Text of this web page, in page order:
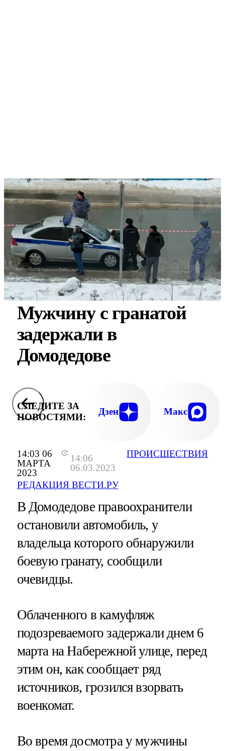
14:03 06
МАРТА
2023
14:06
06.03.2023
РЕДАКЦИЯ ВЕСТИ.РУ
ПРОИСШЕСТВИЯ
Мужчину с гранатой
задержали в
Домодедове
СЛЕДИТЕ ЗА
НОВОСТЯМИ:
Дзен Макс
В Домодедове правоохранители
остановили автомобиль, у
владельца которого обнаружили
боевую гранату, сообщили
очевидцы.
Облаченного в камуфляж
подозреваемого задержали днем 6
марта на Набережной улице, перед
этим он, как сообщает ряд
источников, грозился взорвать
военкомат.
Во время досмотра у мужчины